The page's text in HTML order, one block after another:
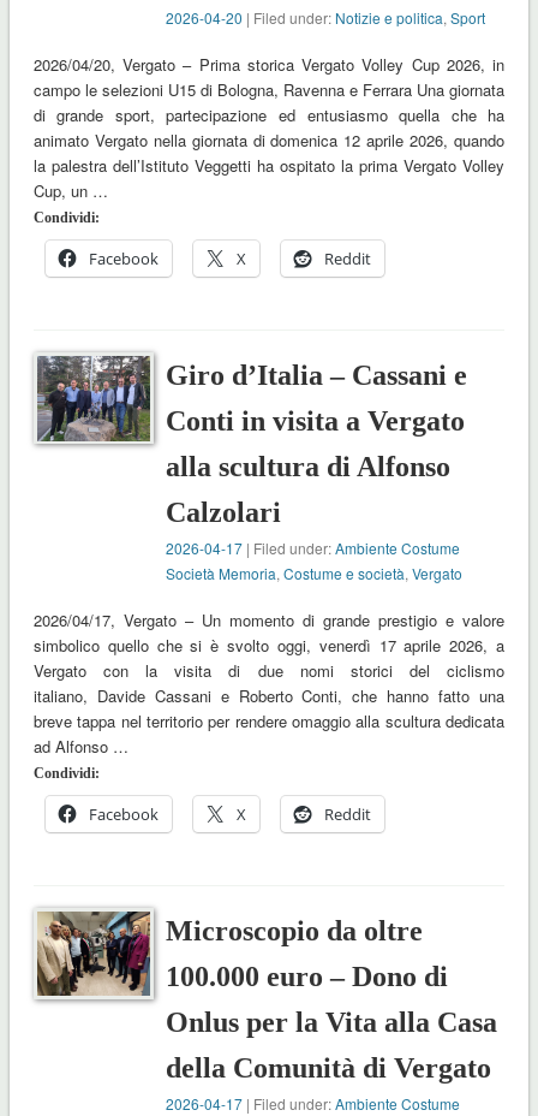
2026-04-20 | Filed under: Notizie e politica,Sport
2026/04/20, Vergato – Prima storica Vergato Volley Cup 2026, in
campo le selezioni U15 di Bologna, Ravenna e Ferrara Una giornata
di grande sport, partecipazione ed entusiasmo quella che ha
animato Vergato nella giornata di domenica 12 aprile 2026, quando
la palestra dell’Istituto Veggetti ha ospitato la prima Vergato Volley
Cup, un …
Condividi:
Facebook X Reddit
Giro d’Italia – Cassani e
Conti in visita a Vergato
alla scultura di Alfonso
Calzolari
2026-04-17 | Filed under:Ambiente Costume
Società Memoria,Costume e società,Vergato
2026/04/17, Vergato – Un momento di grande prestigio e valore
simbolico quello che si è svolto oggi, venerdì 17 aprile 2026, a
Vergato con la visita di due nomi storici del ciclismo
italiano, Davide Cassani e Roberto Conti, che hanno fatto una
breve tappa nel territorio per rendere omaggio alla scultura dedicata
ad Alfonso …
Condividi:
Facebook X Reddit
Microscopio da oltre
100.000 euro – Dono di
Onlus per la Vita alla Casa
della Comunità di Vergato
2026-04-17 | Filed under:Ambiente Costume